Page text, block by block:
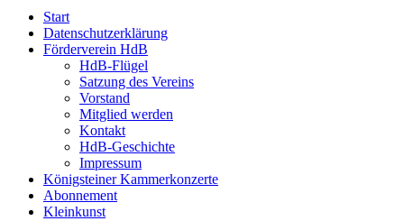
Start
Datenschutzerklärung
Förderverein HdB
HdB-Flügel
Satzung des Vereins
Vorstand
Mitglied werden
Kontakt
HdB-Geschichte
Impressum
Königsteiner Kammerkonzerte
Abonnement
Kleinkunst